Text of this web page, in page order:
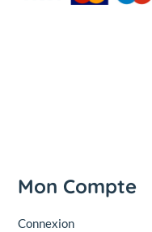
Mon Compte
Connexion